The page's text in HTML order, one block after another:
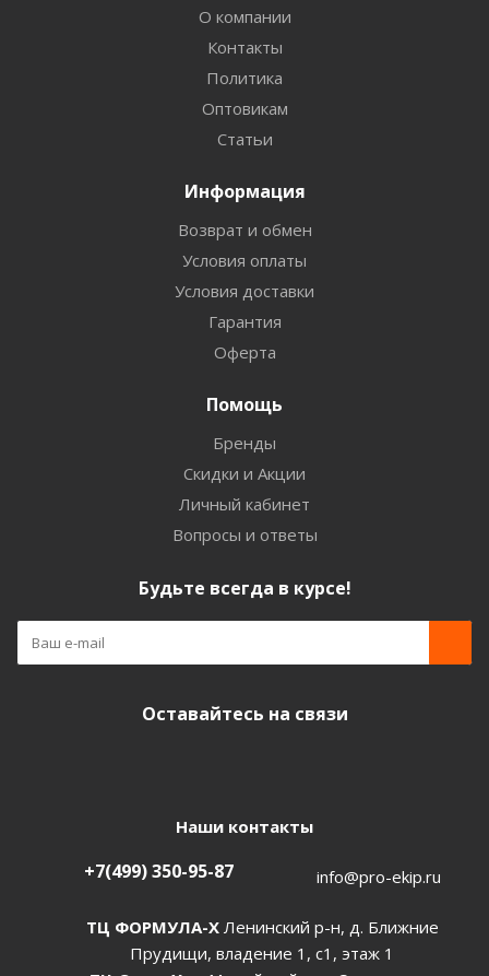
О компании
Контакты
Политика
Оптовикам
Статьи
Информация
Возврат и обмен
Условия оплаты
Условия доставки
Гарантия
Оферта
Помощь
Бренды
Скидки и Акции
Личный кабинет
Вопросы и ответы
Будьте всегда в курсе!
Оставайтесь на связи
Наши контакты
+7(499) 350-95-87 info@pro-ekip.ru
ТЦ ФОРМУЛА-ХЛенинский р-н, д. Ближние
Прудищи, владение 1, с1, этаж 1